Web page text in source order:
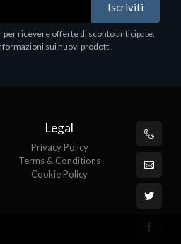
BLACK. Porta tablet
orientabile in tre assi.
Iscriviti
ricevere offerte di sconto anticipate,
sui nuovi prodotti.
Legal
Privacy Policy
Terms & Conditions
Cookie Policy